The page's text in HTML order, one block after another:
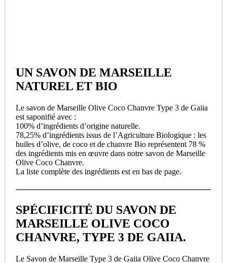
UN SAVON DE MARSEILLE
NATUREL ET BIO
Le savon de Marseille Olive Coco Chanvre Type 3 de Gaiia
est saponifié avec :
100% d’ingrédients d’origine naturelle.
78,25% d’ingrédients issus de l’Agriculture Biologique : les
huiles d’olive, de coco et de chanvre Bio représentent 78 %
des ingrédients mis en œuvre dans notre savon de Marseille
Olive Coco Chanvre.
La liste complète des ingrédients est en bas de page.
SPÉCIFICITÉ DU SAVON DE
MARSEILLE OLIVE COCO
CHANVRE, TYPE 3 DE GAIIA.
Le Savon de Marseille Type 3 de Gaiia Olive Coco Chanvre